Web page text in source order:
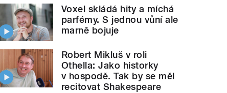
Voxel skládá hity a míchá
parfémy. S jednou vůní ale
marně bojuje
Robert Mikluš v roli
Othella: Jako historky
v hospodě. Tak by se měl
recitovat Shakespeare